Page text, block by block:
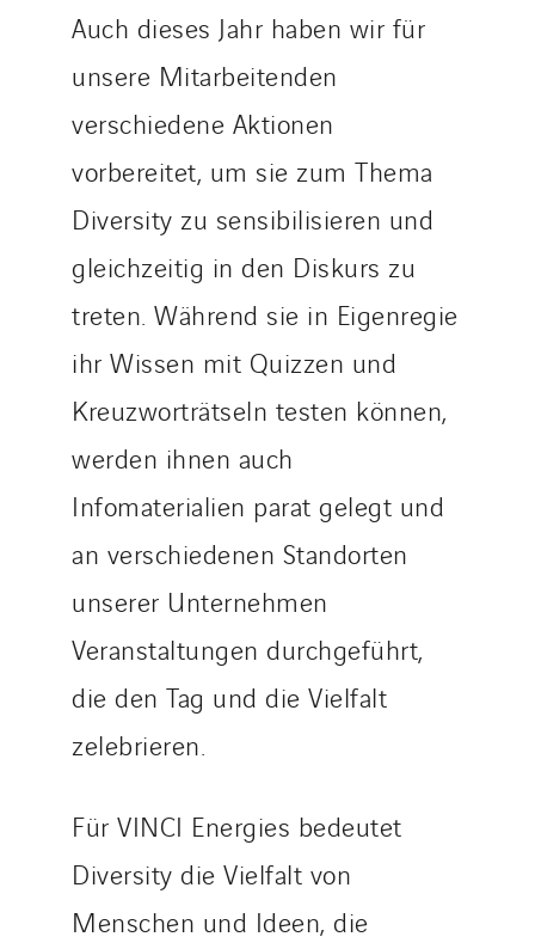
Auch dieses Jahr haben wir für
unsere Mitarbeitenden
verschiedene Aktionen
vorbereitet, um sie zum Thema
Diversity zu sensibilisieren und
gleichzeitig in den Diskurs zu
treten. Während sie in Eigenregie
ihr Wissen mit Quizzen und
Kreuzworträtseln testen können,
werden ihnen auch
Infomaterialien parat gelegt und
an verschiedenen Standorten
unserer Unternehmen
Veranstaltungen durchgeführt,
die den Tag und die Vielfalt
zelebrieren.
Für VINCI Energies bedeutet
Diversity die Vielfalt von
Menschen und Ideen, die
SCIE Puy de Dome
SDEL Grand Ouest
SDEL Navis
SDEL Rouergue
SDEL Savoie Léman
SDEL Tertiaire
SDEL Transport
SDEL Transport Services
Sedam
Service One Alliance
Seves
SKE-International
Smart Building Energies
Socalec
Sotécnica
SparkEx® Funkenlöschanlagen
STE Armor
Stroomverdeler
TelComTec
Telematic Solutions
TG Concept